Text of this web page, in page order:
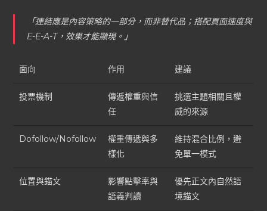
「連結應是內容策略的一部分，而非替代品；搭配頁面速度與
E-E-A-T，效果才能顯現。」
面向 作用 建議
投票機制
傳遞權重與信
任
挑選主題相關且權
威的來源
Dofollow/Nofollow
權重傳遞與多
樣化
維持混合比例，避
免單一模式
位置與錨文
影響點擊率與
語義判讀
優先正文內自然語
境錨文